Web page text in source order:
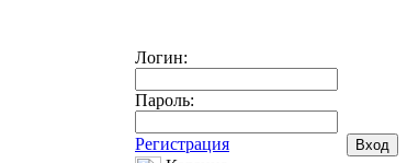
Логин:
Пароль:
Регистрация